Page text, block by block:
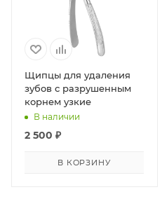
Щипцы для удаления
зубов с разрушенным
корнем узкие
В наличии
2 500 ₽
В КОРЗИНУ